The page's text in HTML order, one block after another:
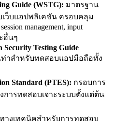
Guide (WSTG): มาตรฐาน
ว็บแอปพลิเคชัน ครอบคลุม
management, input
อื่นๆ
Security Testing Guide
ท่าสำหรับทดสอบแอปมือถือทั้ง
Standard (PTES): กรอบการ
ารทดสอบเจาะระบบตั้งแต่ต้น
างเทคนิคสำหรับการทดสอบ